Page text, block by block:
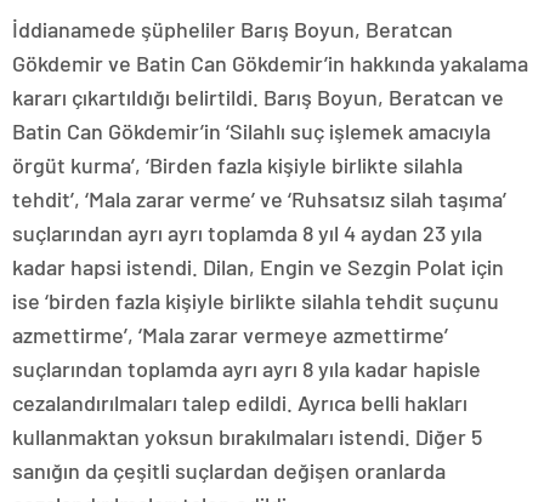
İddianamede şüpheliler Barış Boyun, Beratcan
Gökdemir ve Batin Can Gökdemir’in hakkında yakalama
kararı çıkartıldığı belirtildi. Barış Boyun, Beratcan ve
Batin Can Gökdemir’in ‘Silahlı suç işlemek amacıyla
örgüt kurma’, ‘Birden fazla kişiyle birlikte silahla
tehdit’, ‘Mala zarar verme’ ve ‘Ruhsatsız silah taşıma’
suçlarından ayrı ayrı toplamda 8 yıl 4 aydan 23 yıla
kadar hapsi istendi. Dilan, Engin ve Sezgin Polat için
ise ‘birden fazla kişiyle birlikte silahla tehdit suçunu
azmettirme’, ‘Mala zarar vermeye azmettirme’
suçlarından toplamda ayrı ayrı 8 yıla kadar hapisle
cezalandırılmaları talep edildi. Ayrıca belli hakları
kullanmaktan yoksun bırakılmaları istendi. Diğer 5
sanığın da çeşitli suçlardan değişen oranlarda